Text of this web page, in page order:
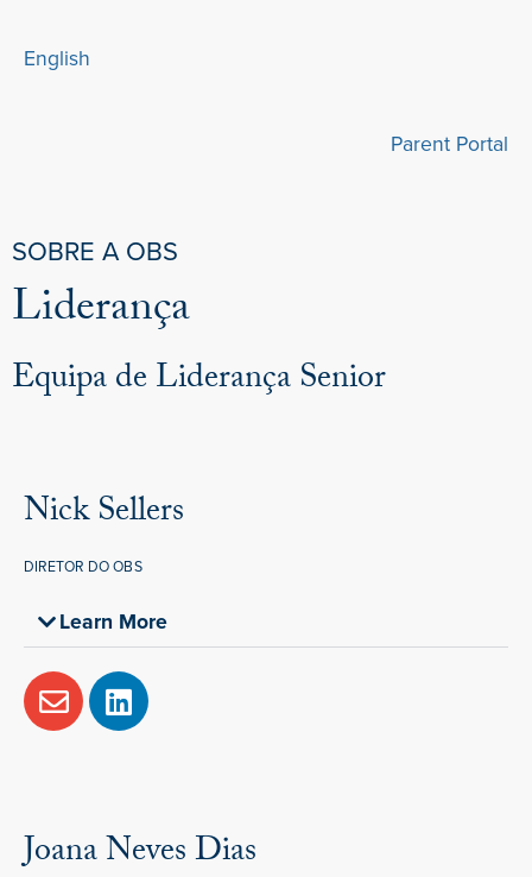
English
Parent Portal
SOBRE A OBS
Liderança
Equipa de Liderança Senior
Nick Sellers
DIRETOR DO OBS
Learn More
Joana Neves Dias